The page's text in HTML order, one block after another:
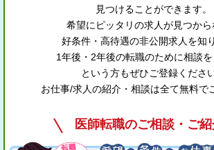
見つけることができます。
希望にピッタリの求人が見つから
好条件・高待遇の非公開求人を知
1年後・2年後の転職のために相談を
という方もぜひご登録ください
お仕事/求人の紹介・相談は全て無料で
医師転職のご相談・ご